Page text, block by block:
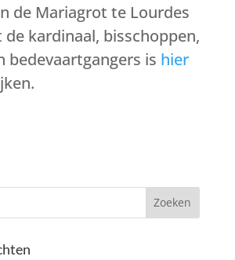
de Mariagrot te Lourdes
kardinaal, bisschoppen,
bedevaartgangers is hier